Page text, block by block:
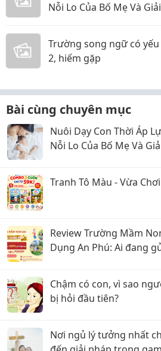
Nỗi Lo Của Bố Mẹ Và
Trường song ngữ có
2, hiếm gặp
Bài cùng chuyên mục
Nuôi Dạy Con Thời Áp
Nỗi Lo Của Bố Mẹ Và
Tranh Tô Màu - Vừa
Review Trường Mầm
Dụng An Phú: Ai đang
Chậm có con, vì sao
bị hỏi đầu tiên?
Nơi ngủ lý tưởng nhất